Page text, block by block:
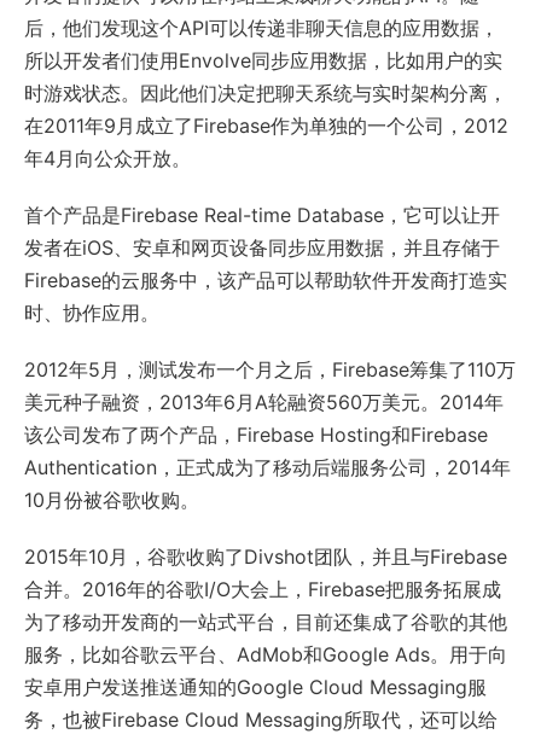
后，他们发现这个API可以传递非聊天信息的应用数据，
所以开发者们使用Envolve同步应用数据，比如用户的实
时游戏状态。因此他们决定把聊天系统与实时架构分离，
在2011年9月成立了Firebase作为单独的一个公司，2012
年4月向公众开放。
首个产品是Firebase Real-time Database，它可以让开
发者在iOS、安卓和网页设备同步应用数据，并且存储于
Firebase的云服务中，该产品可以帮助软件开发商打造实
时、协作应用。
2012年5月，测试发布一个月之后，Firebase筹集了110万
美元种子融资，2013年6月A轮融资560万美元。2014年
该公司发布了两个产品，Firebase Hosting和Firebase
Authentication，正式成为了移动后端服务公司，2014年
10月份被谷歌收购。
2015年10月，谷歌收购了Divshot团队，并且与Firebase
合并。2016年的谷歌I/O大会上，Firebase把服务拓展成
为了移动开发商的一站式平台，目前还集成了谷歌的其他
服务，比如谷歌云平台、AdMob和Google Ads。用于向
安卓用户发送推送通知的Google Cloud Messaging服
务，也被Firebase Cloud Messaging所取代，还可以给